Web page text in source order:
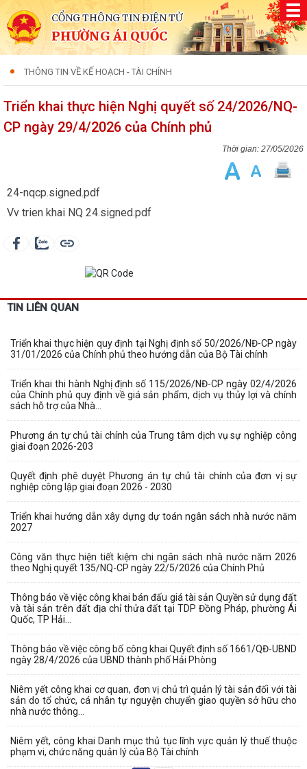
CỔNG THÔNG TIN ĐIỆN TỬ
PHƯỜNG ÁI QUỐC
THÔNG TIN VỀ KẾ HOẠCH - TÀI CHÍNH
Triển khai thực hiện Nghị quyết số 24/2026/NQ-
CP ngày 29/4/2026 của Chính phủ
27/05/2026
24-nqcp.signed.pdf
Vv trien khai NQ 24.signed.pdf
TIN LIÊN QUAN
Triển khai thực hiện quy định tại Nghị định số 50/2026/NĐ-CP ngày
31/01/2026 của Chính phủ theo hướng dẫn của Bộ Tài chính
Triển khai thi hành Nghị định số 115/2026/NĐ-CP ngày 02/4/2026
của Chính phủ quy định về giá sản phẩm, dịch vụ thủy lợi và chính
sách hỗ trợ của Nhà...
Phương án tự chủ tài chính của Trung tâm dịch vụ sự nghiệp công
giai đoạn 2026-203
Quyết định phê duyệt Phương án tự chủ tài chính của đơn vị sự
nghiệp công lập giai đoạn 2026 - 2030
Triển khai hướng dẫn xây dựng dự toán ngân sách nhà nước năm
2027
Công văn thực hiện tiết kiệm chi ngân sách nhà nước năm 2026
theo Nghị quyết 135/NQ-CP ngày 22/5/2026 của Chính Phủ
Thông báo về việc công khai bán đấu giá tài sản Quyền sử dụng đất
và tài sản trên đất địa chỉ thửa đất tại TDP Đồng Pháp, phường Ái
Quốc, TP Hải...
Thông báo về việc công bố công khai Quyết định số 1661/QĐ-UBND
ngày 28/4/2026 của UBND thành phố Hải Phòng
Niêm yết công khai cơ quan, đơn vị chủ trì quản lý tài sản đối với tài
sản do tổ chức, cá nhân tự nguyện chuyển giao quyền sở hữu cho
nhà nước thông...
Niêm yết, công khai Danh mục thủ tục lĩnh vực quản lý thuế thuộc
phạm vi, chức năng quản lý của Bộ Tài chính